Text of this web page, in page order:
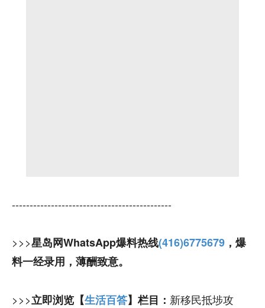
---------------------------------------------
>>>星岛网WhatsApp爆料热线(416)6775679 ，爆
料一经录用，薄酬致意。
>>>立即浏览【生活百答】栏目： 新移民抵埗攻